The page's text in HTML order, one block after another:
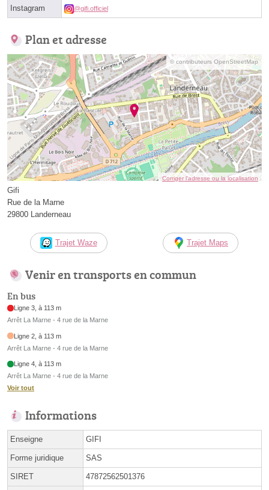
Instagram @gifi.officiel
Plan et adresse
© contributeurs OpenStreetMap
Corriger l’adresse ou la localisation
Gifi
Rue de la Marne
29800 Landerneau
Trajet Waze Trajet Maps
Venir en transports en commun
En bus
Ligne 3, à 113 m
Arrêt La Marne - 4 rue de la Marne
Ligne 2, à 113 m
Arrêt La Marne - 4 rue de la Marne
Ligne 4, à 113 m
Arrêt La Marne - 4 rue de la Marne
Voir tout
Informations
Enseigne GIFI
Forme juridique SAS
SIRET 47872562501376